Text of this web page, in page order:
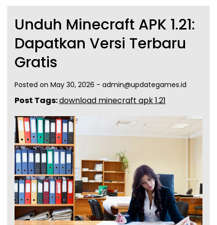
Unduh Minecraft APK 1.21:
Dapatkan Versi Terbaru
Gratis
Posted on May 30, 2026 - admin@updategames.id
Post Tags:download minecraft apk 1.21